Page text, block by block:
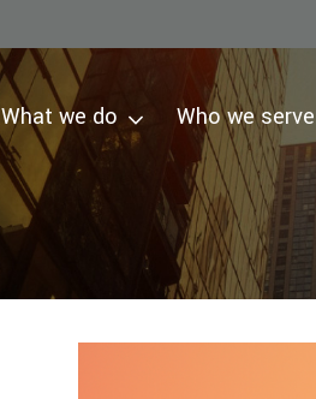
What we do Who we serve